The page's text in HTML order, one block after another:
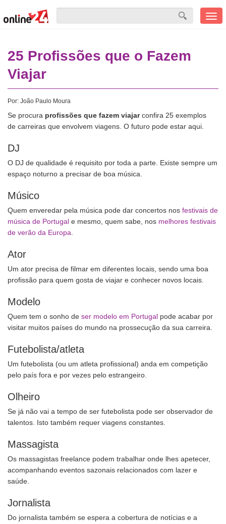
25 Profissões que o Fazem
Viajar
Por: João Paulo Moura
Se procura profissões que fazem viajarconfira 25 exemplos
de carreiras que envolvem viagens. O futuro pode estar aqui.
DJ
O DJ de qualidade é requisito por toda a parte. Existe sempre um
espaço noturno a precisar de boa música.
Músico
Quem enveredar pela música pode dar concertos nos festivais de
música de Portugal e mesmo, quem sabe, nos melhores festivais
de verão da Europa
Ator
Um ator precisa de filmar em diferentes locais, sendo uma boa
profissão para quem gosta de viajar e conhecer novos locais.
Modelo
Quem tem o sonho de ser modelo em Portugal pode acabar por
visitar muitos países do mundo na prossecução da sua carreira.
Futebolista/atleta
Um futebolista (ou um atleta profissional) anda em competição
pelo país fora e por vezes pelo estrangeiro.
Olheiro
Se já não vai a tempo de ser futebolista pode ser observador de
talentos. Isto também requer viagens constantes.
Massagista
Os massagistas freelance podem trabalhar onde lhes apetecer,
acompanhando eventos sazonais relacionados com lazer e
saúde.
Jornalista
Do jornalista também se espera a cobertura de notícias e a